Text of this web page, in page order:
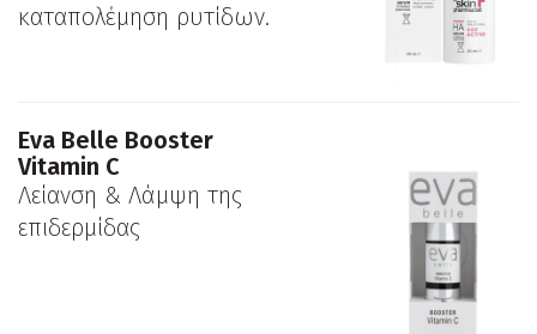
καταπολέμηση ρυτίδων.
Εva Belle Booster
Vitamin C
Λείανση & Λάμψη της
επιδερμίδας